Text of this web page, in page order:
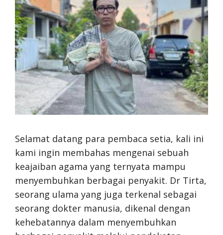
Selamat datang para pembaca setia, kali ini
kami ingin membahas mengenai sebuah
keajaiban agama yang ternyata mampu
menyembuhkan berbagai penyakit. Dr Tirta,
seorang ulama yang juga terkenal sebagai
seorang dokter manusia, dikenal dengan
kehebatannya dalam menyembuhkan